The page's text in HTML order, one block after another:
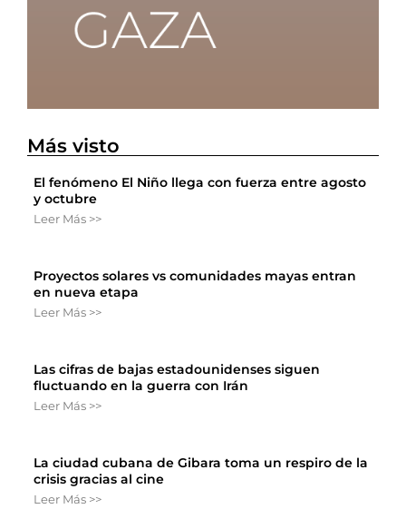
Más visto
El fenómeno El Niño llega con fuerza entre agosto
y octubre
Leer Más >>
Proyectos solares vs comunidades mayas entran
en nueva etapa
Leer Más >>
Las cifras de bajas estadounidenses siguen
fluctuando en la guerra con Irán
Leer Más >>
La ciudad cubana de Gibara toma un respiro de la
crisis gracias al cine
Leer Más >>